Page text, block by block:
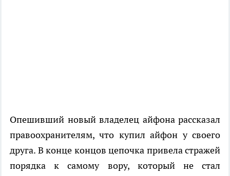
Опешивший новый владелец айфона рассказал
правоохранителям, что купил айфон у своего
друга. В конце концов цепочка привела стражей
порядка к самому вору, который не стал